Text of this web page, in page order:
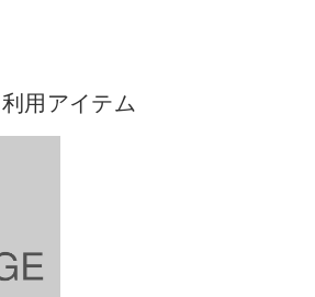
利用アイテム